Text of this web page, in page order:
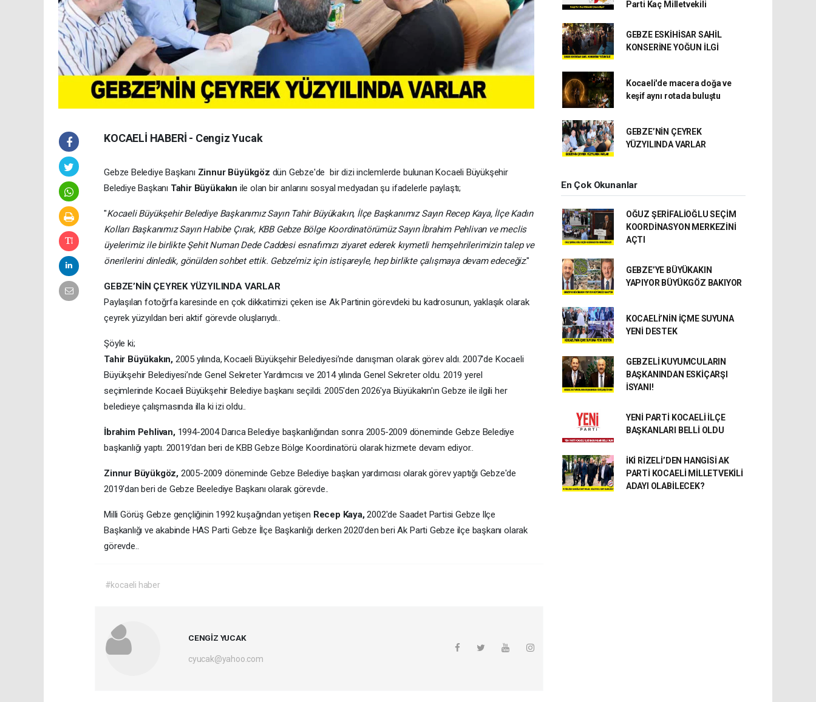
KOCAELİ HABERİ - Cengiz Yucak
Gebze Belediye Başkanı Zinnur Büyükgöz dün Gebze'de bir dizi inclemlerde bulunan Kocaeli Büyükşehir
Belediye Başkanı Tahir Büyükakın ile olan bir anlarını sosyal medyadan şu ifadelerle paylaştı;
"Kocaeli Büyükşehir Belediye Başkanımız Sayın Tahir Büyükakın, İlçe Başkanımız Sayın Recep Kaya, İlçe Kadın
Kolları Başkanımız Sayın Habibe Çırak, KBB Gebze Bölge Koordinatörümüz Sayın İbrahim Pehlivan ve meclis
üyelerimiz ile birlikte Şehit Numan Dede Caddesi esnafımızı ziyaret ederek kıymetli hemşehrilerimizin talep ve
önerilerini dinledik, gönülden sohbet ettik. Gebze’miz için istişareyle, hep birlikte çalışmaya devam edeceğiz."
GEBZE’NİN ÇEYREK YÜZYILINDA VARLAR
Paylaşılan fotoğrfa karesinde en çok dikkatimizi çeken ise Ak Partinin görevdeki bu kadrosunun, yaklaşık olarak
çeyrek yüzyıldan beri aktif görevde oluşlarıydı..
Şöyle ki;
Tahir Büyükakın, 2005 yılında, Kocaeli Büyükşehir Belediyesi’nde danışman olarak görev aldı. 2007'de Kocaeli
Büyükşehir Belediyesi’nde Genel Sekreter Yardımcısı ve 2014 yılında Genel Sekreter oldu. 2019 yerel
seçimlerinde Kocaeli Büyükşehir Belediye başkanı seçildi. 2005'den 2026'ya Büyükakın'ın Gebze ile ilgili her
beledieye çalışmasında illa ki izi oldu..
İbrahim Pehlivan, 1994-2004 Darıca Belediye başkanlığından sonra 2005-2009 döneminde Gebze Belediye
başkanlığı yaptı. 20019'dan beri de KBB Gebze Bölge Koordinatörü olarak hizmete devam ediyor..
Zinnur Büyükgöz, 2005-2009 döneminde Gebze Belediye başkan yardımcısı olarak görev yaptığı Gebze'de
2019'dan beri de Gebze Beelediye Başkanı olarak görevde..
Milli Görüş Gebze gençliğinin 1992 kuşağından yetişen Recep Kaya,2002'de Saadet Partisi Gebze llçe
Başkanlığı ve akabinde HAS Parti Gebze İlçe Başkanlığı derken 2020'den beri Ak Parti Gebze ilçe başkanı olarak
görevde..
#kocaeli haber
CENGİZ YUCAK
cyucak@yahoo.com
Parti Kaç Milletvekili
GEBZE ESKİHİSAR SAHİL
KONSERİNE YOĞUN İLGİ
Kocaeli'de macera doğa ve
keşif aynı rotada buluştu
GEBZE’NİN ÇEYREK
YÜZYILINDA VARLAR
En Çok Okunanlar
OĞUZ ŞERİFALİOĞLU SEÇİM
KOORDİNASYON MERKEZİNİ
AÇTI
GEBZE’YE BÜYÜKAKIN
YAPIYOR BÜYÜKGÖZ BAKIYOR
KOCAELİ’NİN İÇME SUYUNA
YENİ DESTEK
GEBZELİ KUYUMCULARIN
BAŞKANINDAN ESKİÇARŞI
İSYANI!
YENİ PARTİ KOCAELİ İLÇE
BAŞKANLARI BELLİ OLDU
İKİ RİZELİ’DEN HANGİSİ AK
PARTİ KOCAELİ MİLLETVEKİLİ
ADAYI OLABİLECEK?